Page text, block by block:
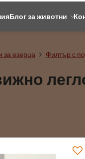
Блог за животни
за езерца Филтър с